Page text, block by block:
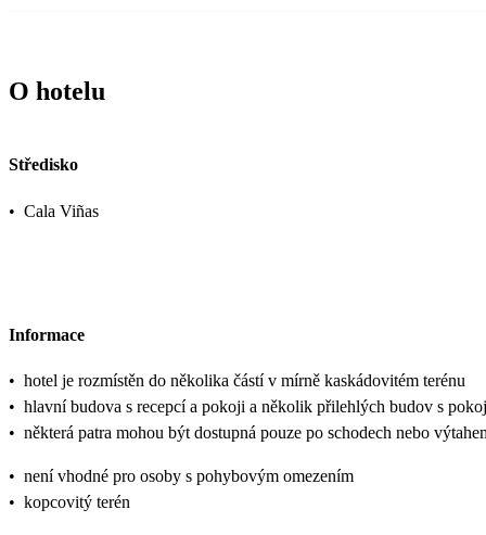
O hotelu
Středisko
• Cala Viñas
Informace
• hotel je rozmístěn do několika částí v mírně kaskádovitém terénu
• hlavní budova s recepcí a pokoji a několik přilehlých budov s
• některá patra mohou být dostupná pouze po schodech nebo
• není vhodné pro osoby s pohybovým omezením
• kopcovitý terén